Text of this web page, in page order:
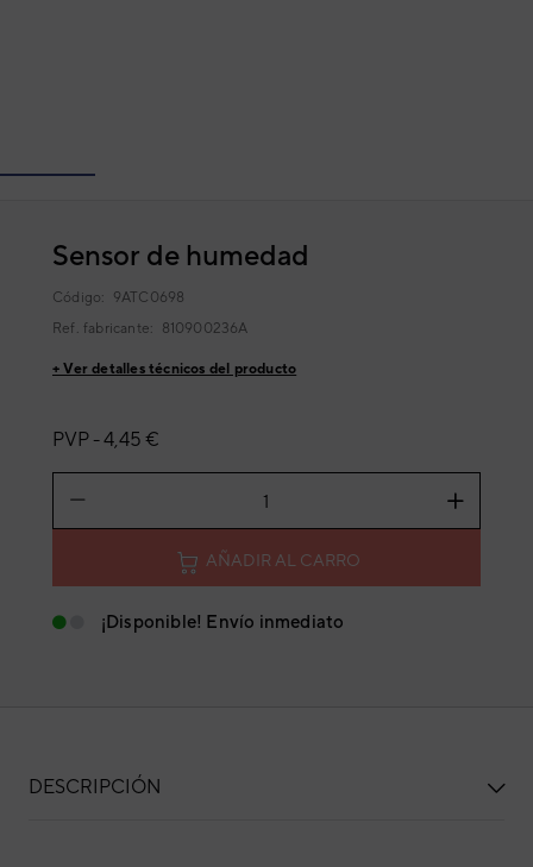
Sensor de humedad
Código: 9ATC0698
Ref. fabricante: 810900236A
+ Ver detalles técnicos del producto
PVP -4,45 €
AÑADIR AL CARRO
¡Disponible! Envío inmediato
DESCRIPCIÓN